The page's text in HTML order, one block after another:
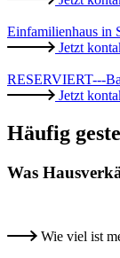
Einfamilienhaus in
Jetzt
RESERVIERT---
Jetzt
Häufig
Was
Wie viel ist